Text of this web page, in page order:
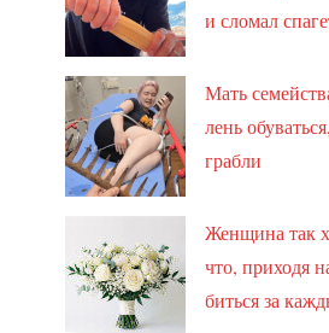
и сломал
Мать
лень
грабли
Женщина так
что, приходя
биться за